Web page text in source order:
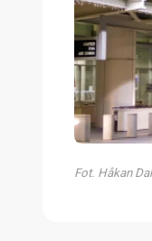
Fot. Håkan